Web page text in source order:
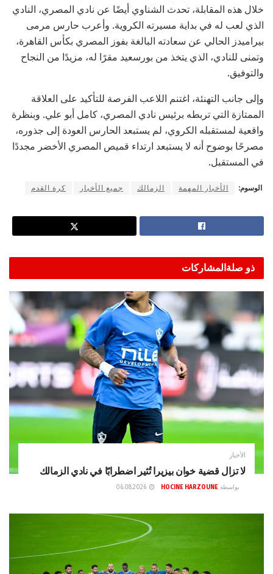
خلال هذه المقابلة، تحدث الشناوي أيضًا عن نادي المصري، النادي
الذي لعب له في بداية مسيرته الكروية. وأعرب حارس مرمى
بيراميدز الحالي عن سعادته البالغة بفوز المصري بكأس القاهرة،
وتمنى للنادي، الذي يتخذ من بورسعيد مقرًا له، مزيدًا من النجاح
والتوفيق.
وإلى جانب التهنئة، اغتنم اللاعب الفرصة للتأكيد على العلاقة
الممتازة التي تربطه برئيس نادي المصري، كامل أبو علي. وبنظرة
واقعية لمستقبله الكروي، لم يستبعد الحارس العودة إلى جذوره،
مصرحًا بوضوح أنه لا يستبعد ارتداء قميص المصري الأخضر مجددًا
في المستقبل.
الوسوم: الأخبار المهمة الزمالك جميع الأخبار كرة القدم
ذو صلةالمشاركات
الأخبار
لا تزال قضية خوان بيزيرا تُثير اضطرابًا في نادي الزمالك
بواسطة HOCINE HARZOUNE